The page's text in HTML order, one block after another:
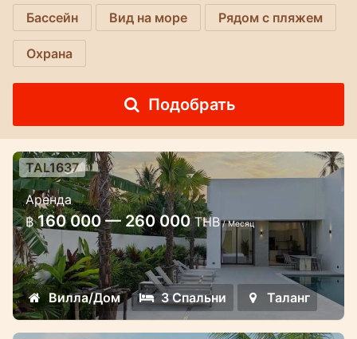
Бассейн Вид на море Рядом с пляжем
Охрана
Подобрать
Вилла с бассейном Thala в районе
Таланг
Стильная вилла с бассейном в Таланге
TAL1637
Аренда
฿ 160 000 — 260 000THB/ Месяц
Вилла/Дом 3 Спальни Таланг